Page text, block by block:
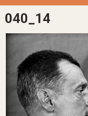
040_14